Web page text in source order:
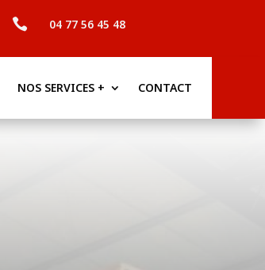
 04 77 56 45 48
NOS SERVICES + CONTACT